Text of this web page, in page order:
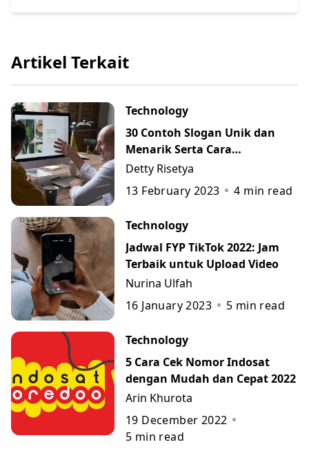
Artikel Terkait
Technology
30 Contoh Slogan Unik dan
Menarik Serta Cara
Membuatnya
Detty Risetya
13 February 2023
4 min read
Technology
Jadwal FYP TikTok 2022: Jam
Terbaik untuk Upload Video
Nurina Ulfah
16 January 2023
5 min read
Technology
5 Cara Cek Nomor Indosat
dengan Mudah dan Cepat 2022
Arin Khurota
19 December 2022
5 min read